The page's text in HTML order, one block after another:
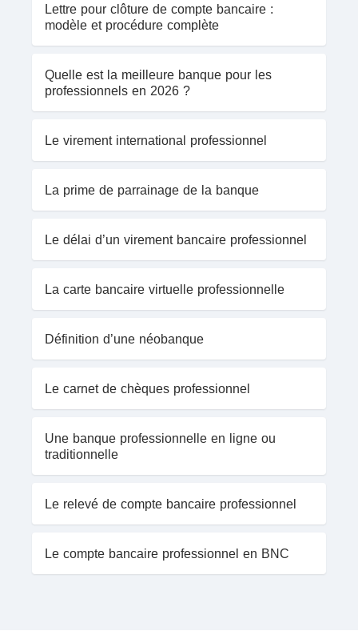
Lettre pour clôture de compte bancaire :
modèle et procédure complète
Quelle est la meilleure banque pour les
professionnels en 2026 ?
Le virement international professionnel
La prime de parrainage de la banque
Le délai d’un virement bancaire professionnel
La carte bancaire virtuelle professionnelle
Définition d’une néobanque
Le carnet de chèques professionnel
Une banque professionnelle en ligne ou
traditionnelle
Le relevé de compte bancaire professionnel
Le compte bancaire professionnel en BNC